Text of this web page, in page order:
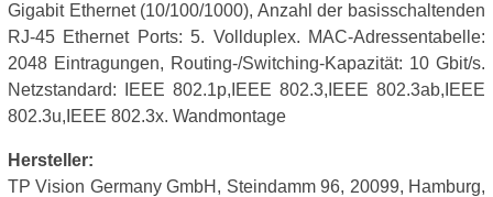
Gigabit Ethernet (10/100/1000), Anzahl der basisschaltenden
RJ-45 Ethernet Ports: 5. Vollduplex. MAC-Adressentabelle:
2048 Eintragungen, Routing-/Switching-Kapazität: 10 Gbit/s.
Netzstandard: IEEE 802.1p,IEEE 802.3,IEEE 802.3ab,IEEE
802.3u,IEEE 802.3x. Wandmontage
Hersteller:
TP Vision Germany GmbH, Steindamm 96, 20099, Hamburg,